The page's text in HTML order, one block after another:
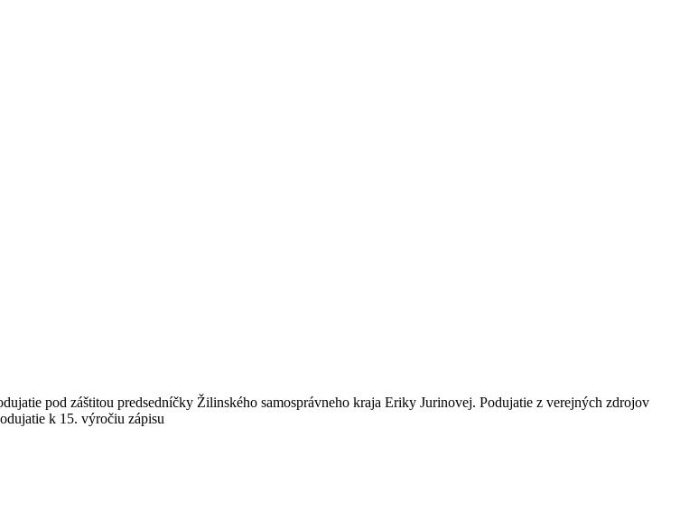
pod záštitou predsedníčky Žilinského samosprávneho kraja Eriky Jurinovej. Podujatie z verejných zdrojov
k 15. výročiu zápisu